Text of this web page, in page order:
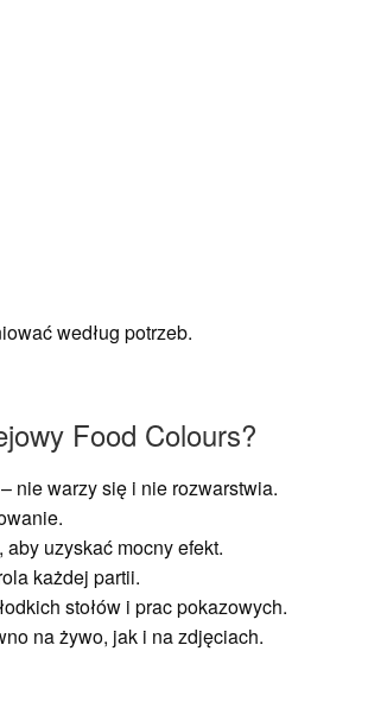
według potrzeb.
Food Colours?
nie warzy się i nie rozwarstwia.
uzyskać mocny efekt.
każdej partii.
stołów i prac pokazowych.
na żywo, jak i na zdjęciach.